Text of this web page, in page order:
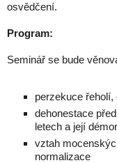
osvědčení.
Program:
Seminář se bude
perzekuce
dehonestace
letech a její
vztah
normalizace